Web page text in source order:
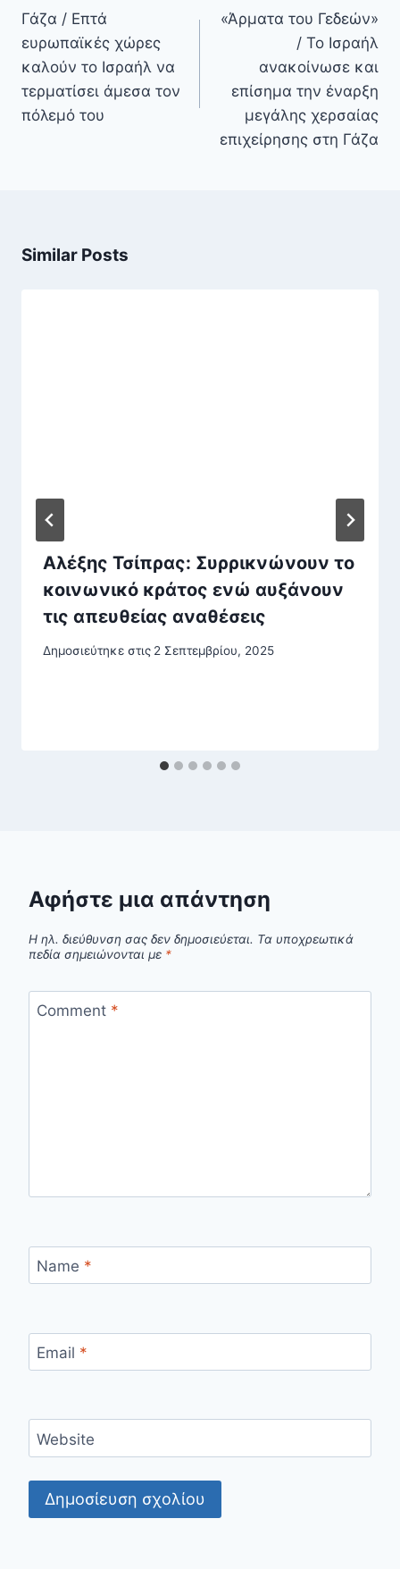
άρθρων
Γάζα / Επτά
ευρωπαϊκές χώρες
καλούν το Ισραήλ να
τερματίσει άμεσα τον
πόλεμό του
«Άρματα του Γεδεών»
/ Το Ισραήλ
ανακοίνωσε και
επίσημα την έναρξη
μεγάλης χερσαίας
επιχείρησης στη Γάζα
Similar Posts
Αλέξης Τσίπρας: Συρρικνώνουν το
κοινωνικό κράτος ενώ αυξάνουν
τις απευθείας αναθέσεις
Δημοσιεύτηκε στις 2 Σεπτεμβρίου, 2025
Αφήστε μια απάντηση
Η ηλ. διεύθυνση σας δεν δημοσιεύεται. Τα υποχρεωτικά
πεδία σημειώνονται με *
Comment *
Name *
Email *
Website